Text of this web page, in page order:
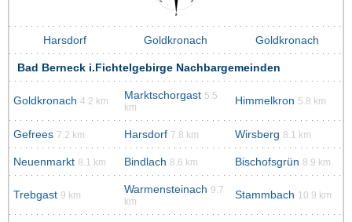
Harsdorf Goldkronach Goldkronach
Bad Berneck i.Fichtelgebirge Nachbargemeinden
Goldkronach 4.2 km Marktschorgast 5.5
km
Himmelkron 5.8 km
Gefrees 7.2 km Harsdorf 7.8 km Wirsberg 8.1 km
Neuenmarkt 8.1 km Bindlach 8.6 km Bischofsgrün 8.9 km
Trebgast 9 km Warmensteinach 9.7
km
Stammbach 10.9 km